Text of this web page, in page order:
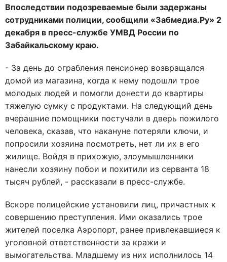
Впоследствии подозреваемые были задержаны
сотрудниками полиции, сообщили «Забмедиа.Ру» 2
декабря в пресс-службе УМВД России по
Забайкальскому краю.
- За день до ограбления пенсионер возвращался
домой из магазина, когда к нему подошли трое
молодых людей и помогли донести до квартиры
тяжелую сумку с продуктами. На следующий день
вчерашние помощники постучали в дверь пожилого
человека, сказав, что накануне потеряли ключи, и
попросили хозяина посмотреть, нет ли их в его
жилище. Войдя в прихожую, злоумышленники
нанесли хозяину побои и похитили из серванта 18
тысяч рублей, - рассказали в пресс-службе.
Вскоре полицейские установили лиц, причастных к
совершению преступления. Ими оказались трое
жителей поселка Аэропорт, ранее привлекавшиеся к
уголовной ответственности за кражи и
вымогательства. Младшему из них исполнилось 14